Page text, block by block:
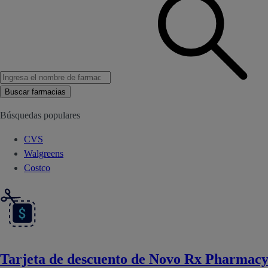
Buscar farmacias
Búsquedas populares
CVS
Walgreens
Costco
Tarjeta de descuento de Novo Rx Pharmacy